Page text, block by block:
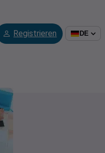
Registrieren DE